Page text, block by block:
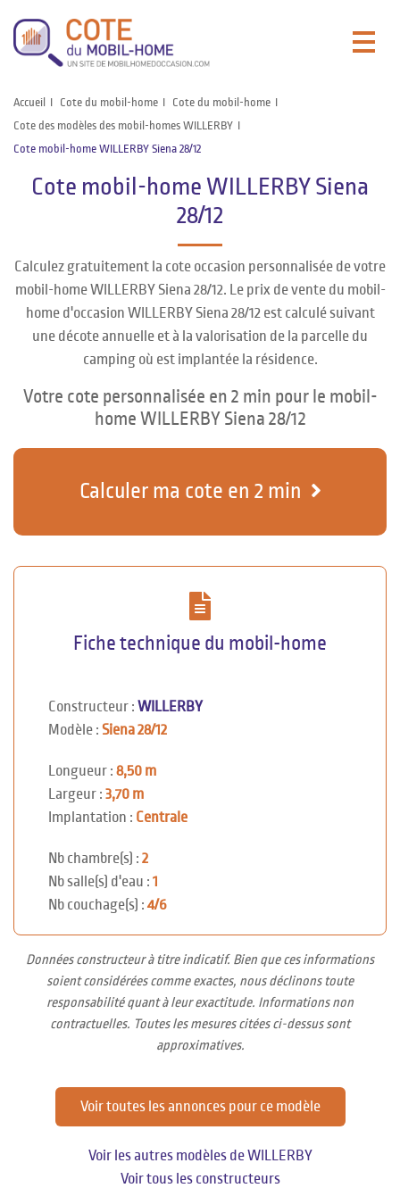
Accueil Cote du mobil-home
Cote du mobil-home
Cote des modèles des mobil-homes WILLERBY
Cote mobil-home WILLERBY Siena 28/12
Cote mobil-home WILLERBY Siena
28/12
Calculez gratuitement la cote occasion personnalisée de votre
mobil-home WILLERBY Siena 28/12. Le prix de vente du mobil-
home d'occasion WILLERBY Siena 28/12 est calculé suivant
une décote annuelle et à la valorisation de la parcelle du
camping où est implantée la résidence.
Votre cote personnalisée en 2 min pour le mobil-
home WILLERBY Siena 28/12
Calculer ma cote en 2 min
Fiche technique du mobil-home
Constructeur : WILLERBY
Modèle : Siena 28/12
Longueur : 8,50 m
Largeur : 3,70 m
Implantation : Centrale
Nb chambre(s) : 2
Nb salle(s) d'eau : 1
Nb couchage(s) : 4/6
Données constructeur à titre indicatif. Bien que ces informations
soient considérées comme exactes, nous déclinons toute
responsabilité quant à leur exactitude. Informations non
contractuelles. Toutes les mesures citées ci-dessus sont
approximatives.
Voir toutes les annonces pour ce modèle
Voir les autres modèles de WILLERBY
Voir tous les constructeurs